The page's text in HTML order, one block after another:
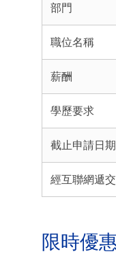
部門
職位名稱
薪酬
學歷要求
截止申請日期
經互聯網遞
限時優